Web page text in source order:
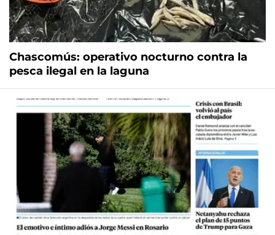
Chascomús: operativo nocturno contra la
pesca ilegal en la laguna